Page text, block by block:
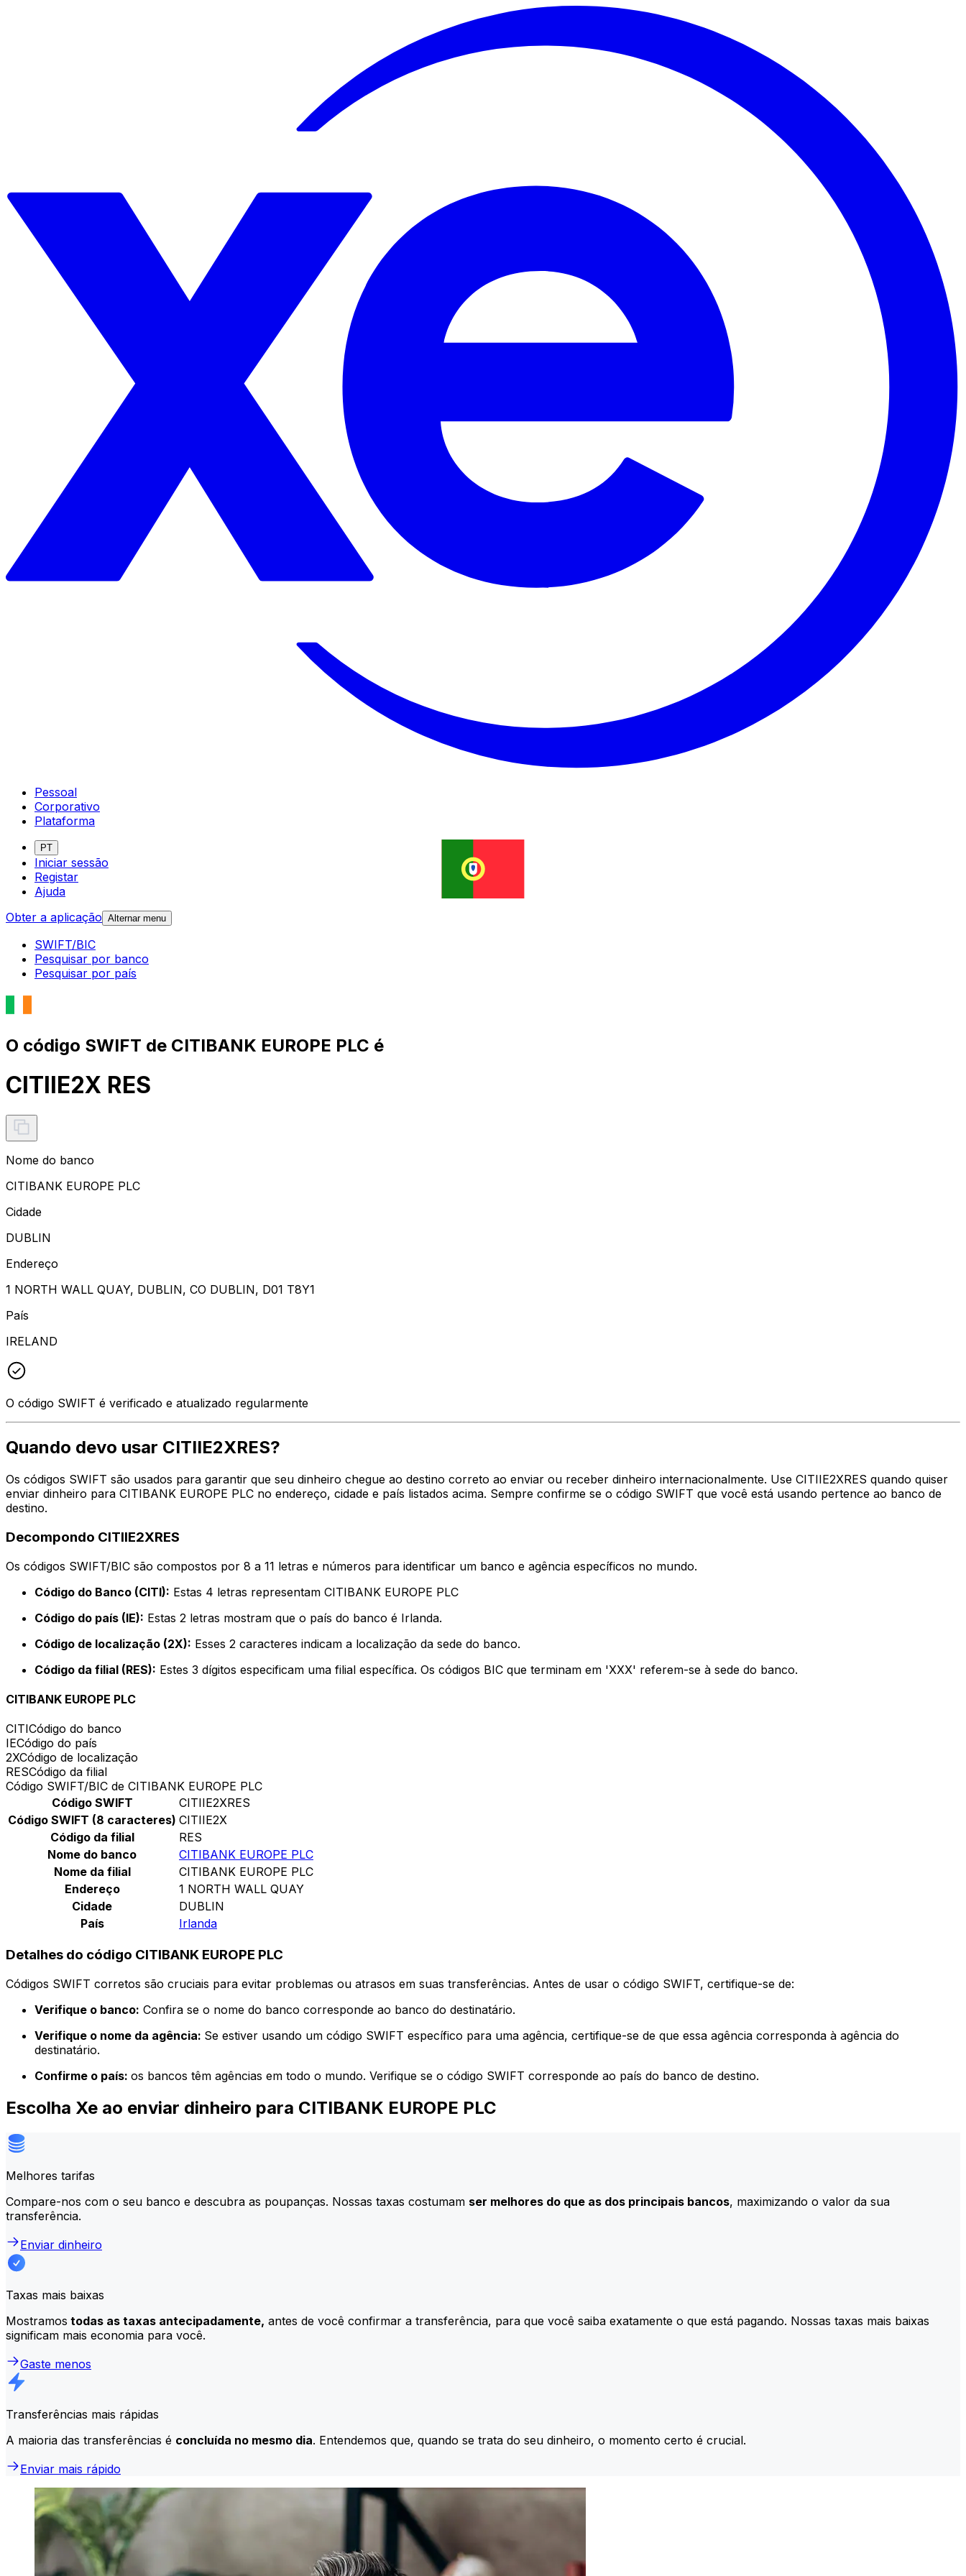
Pessoal
Corporativo
Plataforma
PT
Iniciar sessão
Registar
Ajuda
Obter a aplicação Alternar menu
SWIFT/BIC
Pesquisar por banco
Pesquisar por país
O código SWIFT de CITIBANK EUROPE PLC é
CITIIE2X RES
Nome do banco
CITIBANK EUROPE PLC
Cidade
DUBLIN
Endereço
1 NORTH WALL QUAY, DUBLIN, CO DUBLIN, D01 T8Y1
País
IRELAND
O código SWIFT é verificado e atualizado regularmente
Quando devo usar CITIIE2XRES?
Os códigos SWIFT são usados para garantir que seu dinheiro chegue ao destino correto ao enviar ou receber dinheiro internacionalmente. Use CITIIE2XRES quando quiser
enviar dinheiro para CITIBANK EUROPE PLC no endereço, cidade e país listados acima. Sempre confirme se o código SWIFT que você está usando pertence ao banco de
destino.
Decompondo CITIIE2XRES
Os códigos SWIFT/BIC são compostos por 8 a 11 letras e números para identificar um banco e agência específicos no mundo.
Código do Banco (CITI): Estas 4 letras representam CITIBANK EUROPE PLC
Código do país (IE): Estas 2 letras mostram que o país do banco é Irlanda.
Código de localização (2X): Esses 2 caracteres indicam a localização da sede do banco.
Código da filial (RES): Estes 3 dígitos especificam uma filial específica. Os códigos BIC que terminam em 'XXX' referem-se à sede do banco.
CITIBANK EUROPE PLC
CITICódigo do banco
IECódigo do país
2XCódigo de localização
RESCódigo da filial
Código SWIFT/BIC de CITIBANK EUROPE PLC
Código SWIFT
CITIIE2XRES
Código SWIFT (8 caracteres) CITIIE2X
Código da filial
RES
Nome do banco
CITIBANK EUROPE PLC
Nome da filial
CITIBANK EUROPE PLC
Endereço
1 NORTH WALL QUAY
Cidade
DUBLIN
País
Irlanda
Detalhes do código CITIBANK EUROPE PLC
Códigos SWIFT corretos são cruciais para evitar problemas ou atrasos em suas transferências. Antes de usar o código SWIFT, certifique-se de:
Verifique o banco: Confira se o nome do banco corresponde ao banco do destinatário.
Verifique o nome da agência: Se estiver usando um código SWIFT específico para uma agência, certifique-se de que essa agência corresponda à agência do
destinatário.
Confirme o país: os bancos têm agências em todo o mundo. Verifique se o código SWIFT corresponde ao país do banco de destino.
Escolha Xe ao enviar dinheiro para CITIBANK EUROPE PLC
Melhores tarifas
Compare-nos com o seu banco e descubra as poupanças. Nossas taxas costumam ser melhores do que as dos principais bancos, maximizando o valor da sua
transferência.
Enviar dinheiro
Taxas mais baixas
Mostramos todas as taxas antecipadamente, antes de você confirmar a transferência, para que você saiba exatamente o que está pagando. Nossas taxas mais baixas
significam mais economia para você.
Gaste menos
Transferências mais rápidas
A maioria das transferências é concluída no mesmo dia. Entendemos que, quando se trata do seu dinheiro, o momento certo é crucial.
Enviar mais rápido